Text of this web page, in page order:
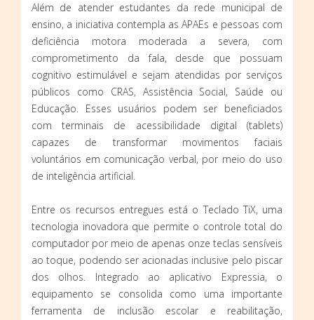
Além de atender estudantes da rede municipal de
ensino, a iniciativa contempla as APAEs e pessoas com
deficiência motora moderada a severa, com
comprometimento da fala, desde que possuam
cognitivo estimulável e sejam atendidas por serviços
públicos como CRAS, Assistência Social, Saúde ou
Educação. Esses usuários podem ser beneficiados
com terminais de acessibilidade digital (tablets)
capazes de transformar movimentos faciais
voluntários em comunicação verbal, por meio do uso
de inteligência artificial.
Entre os recursos entregues está o Teclado TiX, uma
tecnologia inovadora que permite o controle total do
computador por meio de apenas onze teclas sensíveis
ao toque, podendo ser acionadas inclusive pelo piscar
dos olhos. Integrado ao aplicativo Expressia, o
equipamento se consolida como uma importante
ferramenta de inclusão escolar e reabilitação,